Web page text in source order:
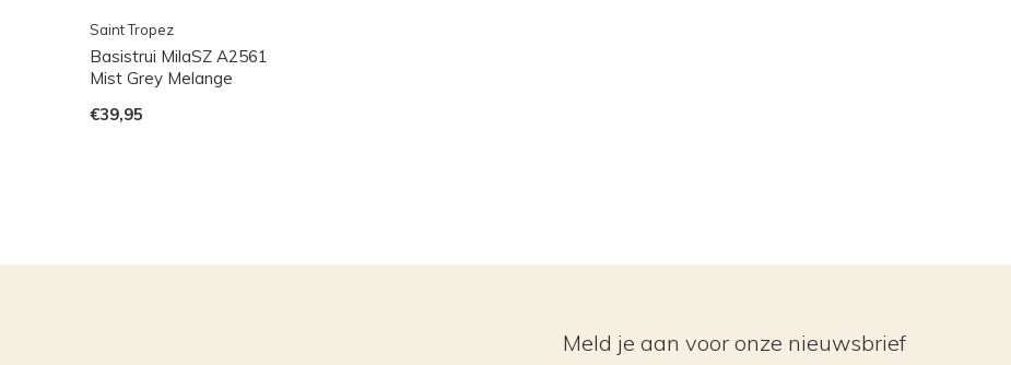
Saint Tropez
Basistrui MilaSZ A2561
Mist Grey Melange
€39,95
Meld je aan voor onze nieuwsbrief